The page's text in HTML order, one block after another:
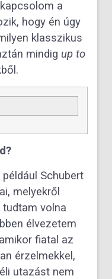
a
hogy én úgy
klasszikus
mindig up to
Schubert
melyekről
volna
élvezetem
fiatal az
érzelmekkel,
utazást nem